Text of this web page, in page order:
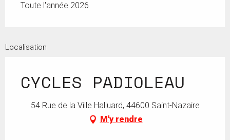
Toute l'année 2026
Localisation
CYCLES PADIOLEAU
54 Rue de la Ville Halluard, 44600 Saint-Nazaire
M'y rendre